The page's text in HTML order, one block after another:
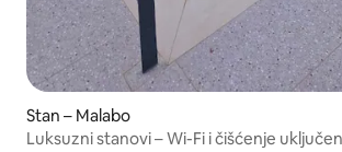
Stan – Malabo
Luksuzni stanovi – Wi-Fi i čišćenje